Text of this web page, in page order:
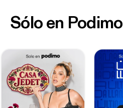
Sólo en Podimo